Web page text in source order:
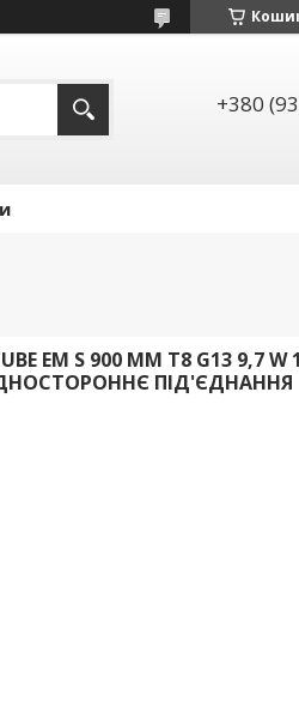
+380
EM S 900 MM Т8 G13 9,7 W
ПІД'ЄДНАННЯ